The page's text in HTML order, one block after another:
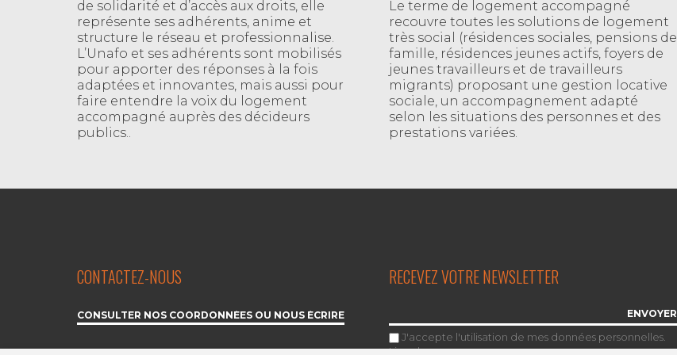
de solidarité et d’accès aux droits, elle
représente ses adhérents, anime et
structure le réseau et professionnalise.
L’Unafo et ses adhérents sont mobilisés
pour apporter des réponses à la fois
adaptées et innovantes, mais aussi pour
faire entendre la voix du logement
accompagné auprès des décideurs
publics..
Le terme de logement accompagné
recouvre toutes les solutions de logement
très social (résidences sociales, pensions de
famille, résidences jeunes actifs, foyers de
jeunes travailleurs et de travailleurs
migrants) proposant une gestion locative
sociale, un accompagnement adapté
selon les situations des personnes et des
prestations variées.
CONTACTEZ-NOUS
CONSULTER NOS COORDONNÉES OU NOUS ÉCRIRE
RECEVEZ VOTRE NEWSLETTER
J'accepte l'utilisation de mes données personnelles.
Lire plus.